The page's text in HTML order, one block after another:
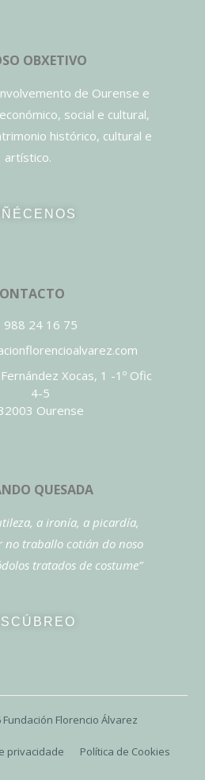
OBXETIVO
de Ourense e
social e cultural,
histórico, cultural e
artístico.
988 24 16 75
Xocas, 1 -1º Ofic
4-5
Ourense
QUESADA
a ironía, a picardía,
no traballo cotián do noso
tratados de costume”
Fundación Florencio Álvarez
privacidade Política de Cookies